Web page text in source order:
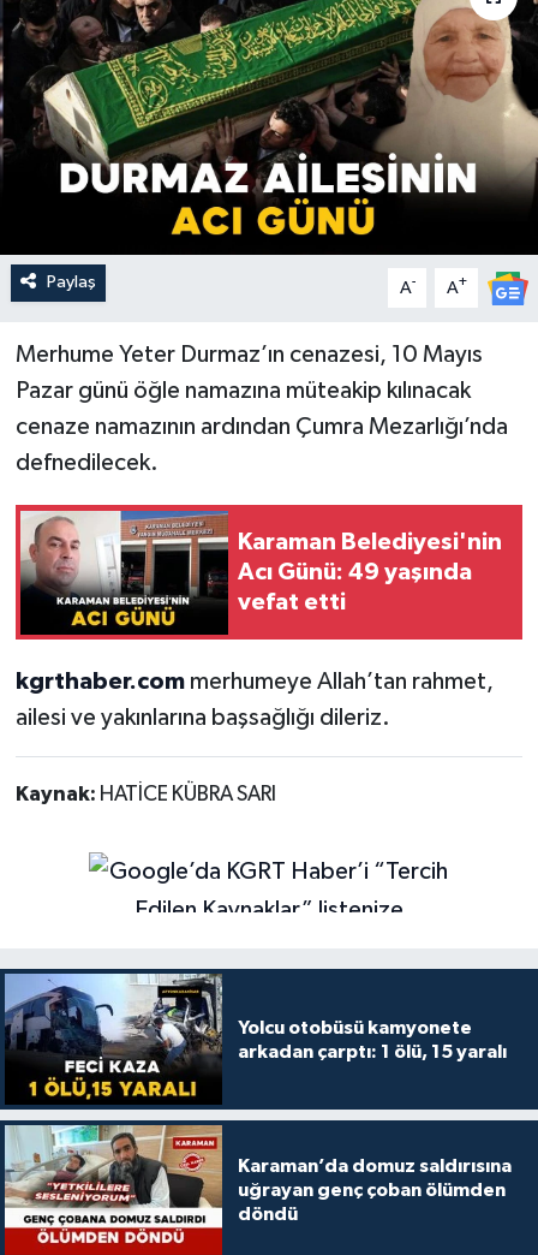
Paylaş A- A+
Merhume Yeter Durmaz’ın cenazesi, 10 Mayıs
Pazar günü öğle namazına müteakip kılınacak
cenaze namazının ardından Çumra Mezarlığı’nda
defnedilecek.
Karaman Belediyesi'nin
Acı Günü: 49 yaşında
vefat etti
kgrthaber.commerhumeye Allah’tan rahmet,
ailesi ve yakınlarına başsağlığı dileriz.
Kaynak: HATİCE KÜBRA SARI
Yolcu otobüsü kamyonete
arkadan çarptı: 1 ölü, 15 yaralı
Karaman’da domuz saldırısına
uğrayan genç çoban ölümden
döndü